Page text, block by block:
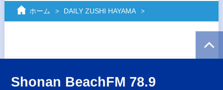
ホーム DAILY ZUSHI HAYAMA
Shonan BeachFM 78.9